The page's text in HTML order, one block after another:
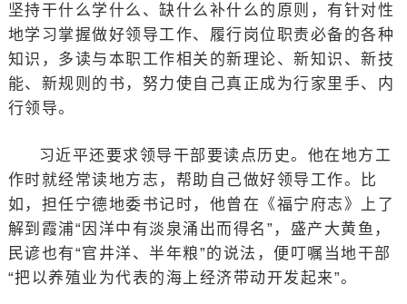
坚持干什么学什么、缺什么补什么的原则，有针对性
地学习掌握做好领导工作、履行岗位职责必备的各种
知识，多读与本职工作相关的新理论、新知识、新技
能、新规则的书，努力使自己真正成为行家里手、内
行领导。
习近平还要求领导干部要读点历史。他在地方工
作时就经常读地方志，帮助自己做好领导工作。比
如，担任宁德地委书记时，他曾在《福宁府志》上了
解到霞浦“因洋中有淡泉涌出而得名”，盛产大黄鱼，
民谚也有“官井洋、半年粮”的说法，便叮嘱当地干部
“把以养殖业为代表的海上经济带动开发起来”。